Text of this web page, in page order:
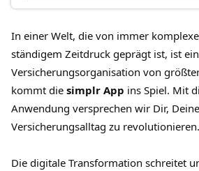
In einer Welt, die von immer
ständigem Zeitdruck geprägt ist, ist
Versicherungsorganisation von
kommt die simplr App ins Spiel. Mit
Anwendung versprechen wir Dir,
Versicherungsalltag zu revolutionieren.
Die digitale Transformation schreitet